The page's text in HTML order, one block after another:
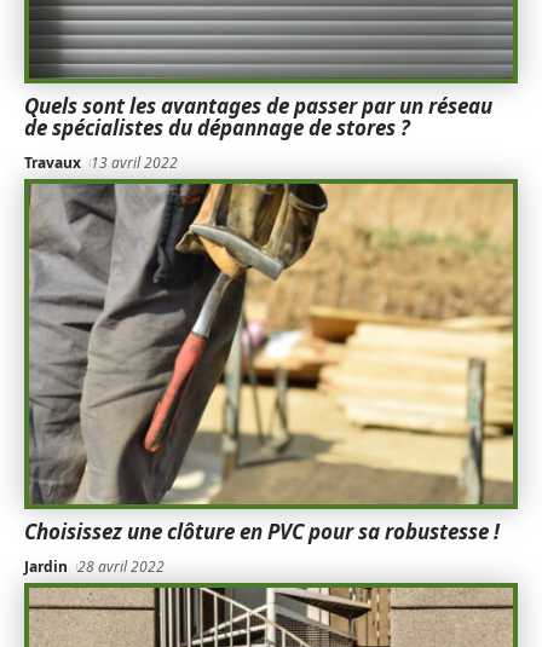
Quels sont les avantages de passer par un réseau
de spécialistes du dépannage de stores ?
Travaux 13 avril 2022
Choisissez une clôture en PVC pour sa robustesse !
Jardin 28 avril 2022